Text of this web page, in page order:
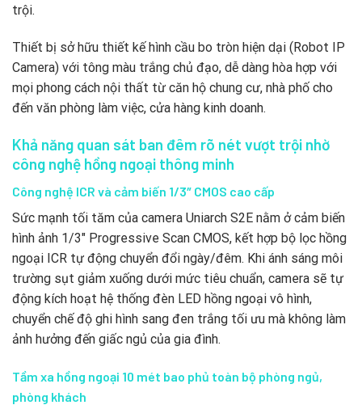
trội.
Thiết bị sở hữu thiết kế hình cầu bo tròn hiện dại (Robot IP
Camera) với tông màu trắng chủ đạo, dễ dàng hòa hợp với
mọi phong cách nội thất từ căn hộ chung cư, nhà phố cho
đến văn phòng làm việc, cửa hàng kinh doanh.
Khả năng quan sát ban đêm rõ nét vượt trội nhờ
công nghệ hồng ngoại thông minh
Công nghệ ICR và cảm biến 1/3″ CMOS cao cấp
Sức mạnh tối tăm của camera Uniarch S2E nằm ở cảm biến
hình ảnh 1/3″ Progressive Scan CMOS, kết hợp bộ lọc hồng
ngoại ICR tự động chuyển đổi ngày/đêm. Khi ánh sáng môi
trường sụt giảm xuống dưới mức tiêu chuẩn, camera sẽ tự
động kích hoạt hệ thống đèn LED hồng ngoại vô hình,
chuyển chế độ ghi hình sang đen trắng tối ưu mà không làm
ảnh hưởng đến giấc ngủ của gia đình.
Tầm xa hồng ngoại 10 mét bao phủ toàn bộ phòng ngủ,
phòng khách